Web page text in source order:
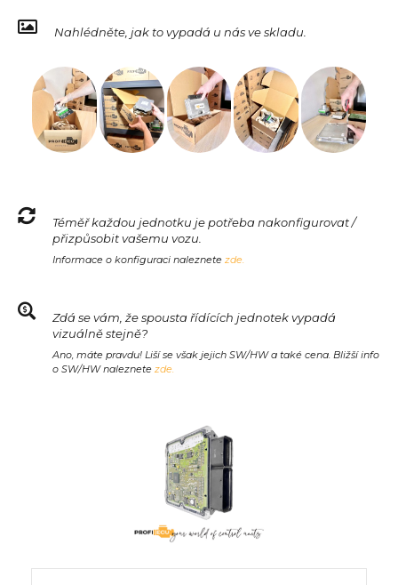
Nahlédněte, jak to vypadá u nás ve skladu.
Téměř každou jednotku je potřeba nakonfigurovat /
přizpůsobit vašemu vozu.
Informace o konfiguraci naleznete zde.
Zdá se vám, že spousta řídících jednotek vypadá
vizuálně stejně?
Ano, máte pravdu! Liší se však jejich SW/HW a také cena. Bližší info
o SW/HW naleznete zde.